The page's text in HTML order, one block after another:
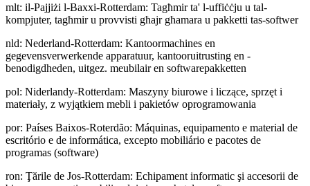
mlt: il-Pajjiżi l-Baxxi-Rotterdam: Tagħmir ta' l-uffiċċju u tal-
kompjuter, tagħmir u provvisti għajr għamara u pakketti tas-softwer
nld: Nederland-Rotterdam: Kantoormachines en
gegevensverwerkende apparatuur, kantooruitrusting en -
benodigdheden, uitgez. meubilair en softwarepakketten
pol: Niderlandy-Rotterdam: Maszyny biurowe i liczące, sprzęt i
materiały, z wyjątkiem mebli i pakietów oprogramowania
por: Países Baixos-Roterdão: Máquinas, equipamento e material de
escritório e de informática, excepto mobiliário e pacotes de
programas (software)
ron: Ţările de Jos-Rotterdam: Echipament informatic şi accesorii de